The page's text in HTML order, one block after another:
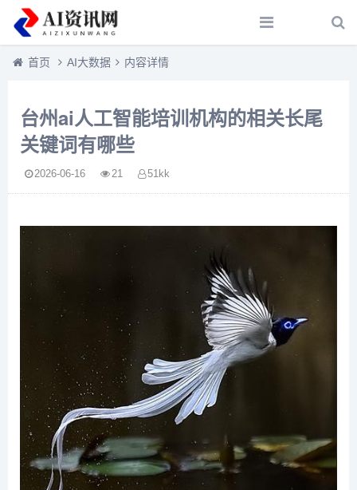
首页 AI大数据 内容详情
台州ai人工智能培训机构的相关长尾
关键词有哪些
2026-06-16 21 51kk